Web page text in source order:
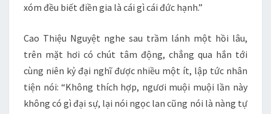
xóm đều biết điền gia là cái gì cái đức hạnh.”
Cao Thiệu Nguyệt nghe sau trầm lánh một hồi lâu,
trên mặt hơi có chút tâm động, chẳng qua hắn tới
cùng niên kỷ đại nghĩ được nhiều một ít, lập tức nhân
tiện nói: “Không thích hợp, ngươi muội muội lần này
không có gì đại sự, lại nói ngọc lan cũng nói là nàng tự